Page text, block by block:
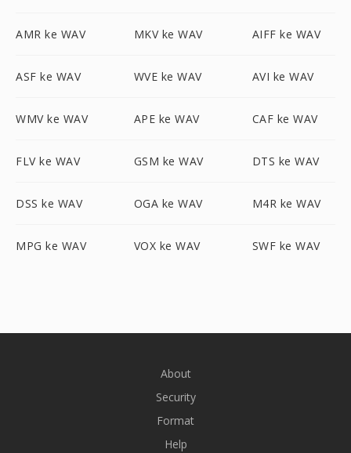
AMR ke WAV MKV ke WAV AIFF ke WAV
ASF ke WAV WVE ke WAV AVI ke WAV
WMV ke WAV APE ke WAV CAF ke WAV
FLV ke WAV GSM ke WAV DTS ke WAV
DSS ke WAV OGA ke WAV M4R ke WAV
MPG ke WAV VOX ke WAV SWF ke WAV
About
Security
Format
Help